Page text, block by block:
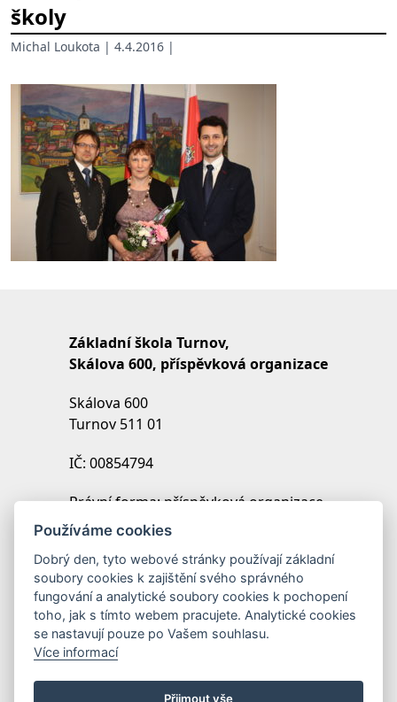
školy
Michal Loukota | 4.4.2016 |
Základní škola Turnov,
Skálova 600, příspěvková organizace
Skálova 600
Turnov 511 01
IČ: 00854794
Právní forma: příspěvková organizace
IZO: 102454027
Zřizovatel: Město Turnov
Používáme cookies
Dobrý den, tyto webové stránky používají základní
soubory cookies k zajištění svého správného
fungování a analytické soubory cookies k pochopení
toho, jak s tímto webem pracujete. Analytické cookies
se nastavují pouze po Vašem souhlasu.
Více informací
Přijmout vše